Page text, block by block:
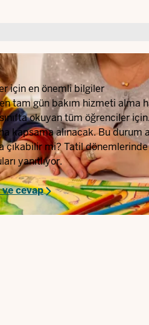
için en önemli bilgiler
tam gün bakım hizmeti alma
okuyan tüm öğrenciler
kapsama alınacak. Bu durum
çıkabilir mi? Tatil
yanıtlıyor.
cevap